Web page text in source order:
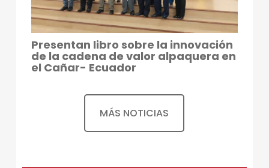
Presentan libro sobre la innovación
de la cadena de valor alpaquera en
el Cañar- Ecuador
MÁS NOTICIAS